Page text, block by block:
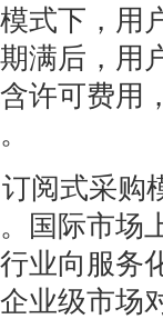
式下，用
满后，用
许可费用
阅式采购
国际市场
业向服务
业级市场